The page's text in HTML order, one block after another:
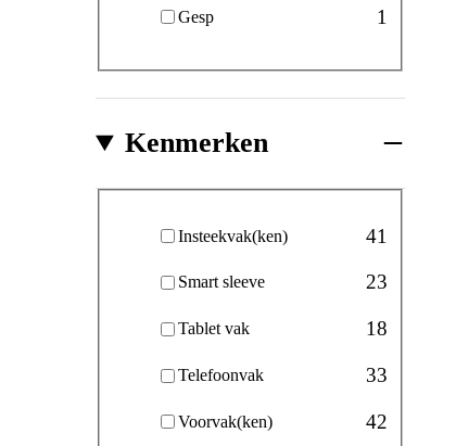
Gesp 1
Kenmerken
Insteekvak(ken)
41
Smart sleeve 23
Tablet vak 18
Telefoonvak 33
Voorvak(ken) 42